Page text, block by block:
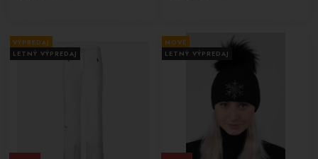
VÝPREDAJ
LETNÝ VÝPREDAJ
NOVÉ
LETNÝ VÝPREDAJ